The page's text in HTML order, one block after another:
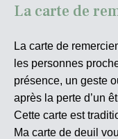
La carte de
La carte de
les personnes
présence, un geste
après la perte d’un
Cette carte est
Ma carte de deuil